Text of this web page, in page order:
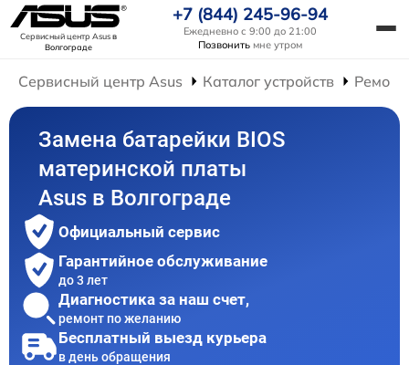
Сервисный центр Asusв
Волгограде
+7 (844) 245-96-94
Ежедневно с 9:00 до 21:00
Позвонить мне утром
Сервисный центр Asus Каталог устройств
Замена батарейки BIOS
материнской платы
Asus в Волгограде
Официальный сервис
Гарантийное обслуживание
до 3 лет
Диагностика за наш счет,
ремонт по желанию
Бесплатный выезд курьера
в день обращения